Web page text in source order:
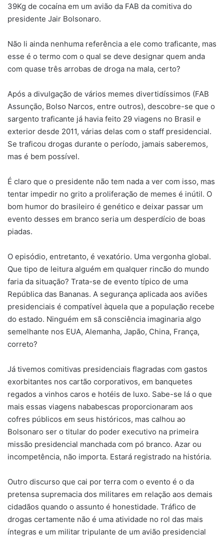
39Kg de cocaína em um avião da FAB da comitiva do
presidente Jair Bolsonaro.
Não li ainda nenhuma referência a ele como traficante, mas
esse é o termo com o qual se deve designar quem anda
com quase três arrobas de droga na mala, certo?
Após a divulgação de vários memes divertidíssimos (FAB
Assunção, Bolso Narcos, entre outros), descobre-se que o
sargento traficante já havia feito 29 viagens no Brasil e
exterior desde 2011, várias delas com o staff presidencial.
Se traficou drogas durante o período, jamais saberemos,
mas é bem possível.
É claro que o presidente não tem nada a ver com isso, mas
tentar impedir no grito a proliferação de memes é inútil. O
bom humor do brasileiro é genético e deixar passar um
evento desses em branco seria um desperdício de boas
piadas.
O episódio, entretanto, é vexatório. Uma vergonha global.
Que tipo de leitura alguém em qualquer rincão do mundo
faria da situação? Trata-se de evento típico de uma
República das Bananas. A segurança aplicada aos aviões
presidenciais é compatível àquela que a população recebe
do estado. Ninguém em sã consciência imaginaria algo
semelhante nos EUA, Alemanha, Japão, China, França,
correto?
Já tivemos comitivas presidenciais flagradas com gastos
exorbitantes nos cartão corporativos, em banquetes
regados a vinhos caros e hotéis de luxo. Sabe-se lá o que
mais essas viagens nababescas proporcionaram aos
cofres públicos em seus históricos, mas calhou ao
Bolsonaro ser o titular do poder executivo na primeira
missão presidencial manchada com pó branco. Azar ou
incompetência, não importa. Estará registrado na história.
Outro discurso que cai por terra com o evento é o da
pretensa supremacia dos militares em relação aos demais
cidadãos quando o assunto é honestidade. Tráfico de
drogas certamente não é uma atividade no rol das mais
íntegras e um militar tripulante de um avião presidencial